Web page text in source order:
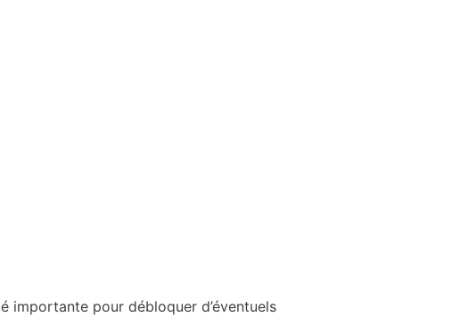
importante pour débloquer d’éventuels